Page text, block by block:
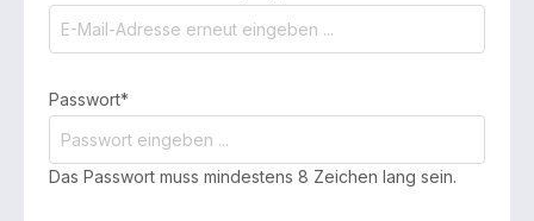
Passwort*
Das Passwort muss mindestens 8 Zeichen lang sein.